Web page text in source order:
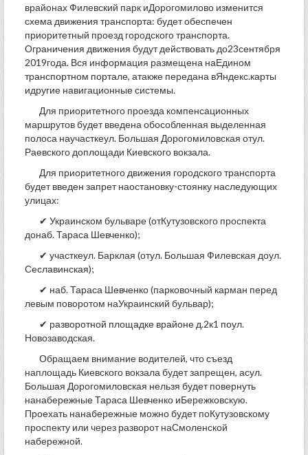
врайонах Филевский парк иДорогомилово изменится
схема движения транспорта: будет обеспечен
приоритетный проезд городского транспорта.
Ограничения движения будут действовать до23сентября
2019года. Вся информация размещена наЕдином
транспортном портале, атакже передана вЯндекс.карты
идругие навигационные системы.
Для приоритетного проезда компенсационных
маршрутов будет введена обособленная выделенная
полоса научасткеул. Большая Дорогомиловская отул.
Раевского доплощади Киевского вокзала.
Для приоритетного движения городского транспорта
будет введен запрет наостановку-стоянку наследующих
улицах:
✔ Украинском бульваре (отКутузовского проспекта
донаб. Тараса Шевченко);
✔ участкеул. Барклая (отул. Большая Филевская доул.
Сеславинская);
✔ наб. Тараса Шевченко (парковочный карман перед
левым поворотом наУкраинский бульвар);
✔ разворотной площадке врайоне д.2к1 поул.
Новозаводская.
Обращаем внимание водителей, что съезд
наплощадь Киевского вокзала будет запрещен, асул.
Большая Дорогомиловская нельзя будет повернуть
нанабережные Тараса Шевченко иБережковскую.
Проехать нанабережные можно будет поКутузовскому
проспекту или через разворот наСмоленской
набережной.